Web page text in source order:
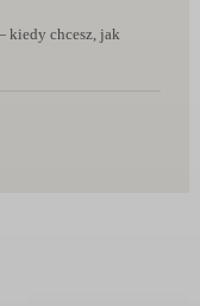
kiedy chcesz, jak